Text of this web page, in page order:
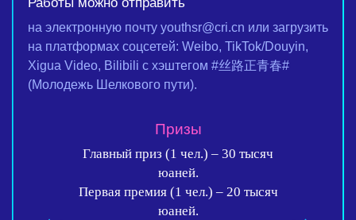
на электронную почту youthsr@cri.cn или загрузить
на платформах соцсетей: Weibo, TikTok/Douyin,
Xigua Video, Bilibili c хэштегом #丝路正青春#
(Молодежь Шелкового пути).
Призы
Главный приз (1 чел.) – 30 тысяч
юаней.
Первая премия (1 чел.) – 20 тысяч
юаней.